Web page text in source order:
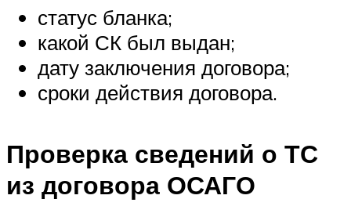
статус бланка;
какой СК был выдан;
дату заключения договора;
сроки действия договора.
Проверка сведений о ТС
из договора ОСАГО